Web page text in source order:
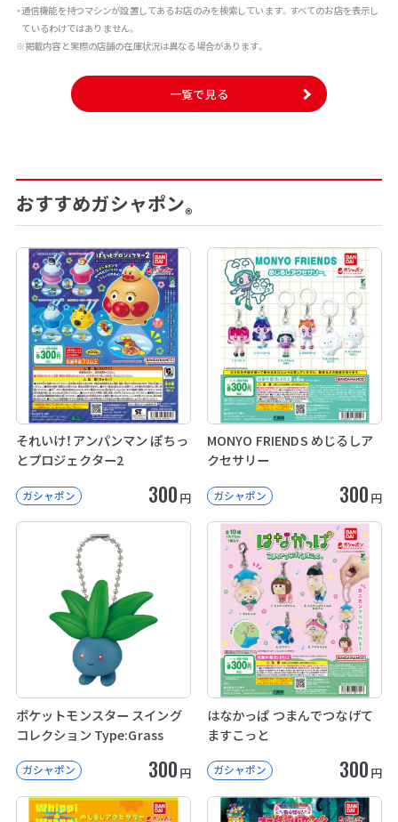
・通信機能を持つマシンが設置してあるお店のみを検索しています。すべてのお店を表示し
ているわけではありません。
※掲載内容と実際の店舗の在庫状況は異なる場合があります。
一覧で見る
おすすめガシャポン®
それいけ！アンパンマン ぽちっ
とプロジェクター2
ガシャポン 300 円
MONYO FRIENDS めじるしア
クセサリー
ガシャポン 300 円
ポケットモンスター スイング
コレクション Type:Grass
ガシャポン 300 円
はなかっぱ つまんでつなげて
ますこっと
ガシャポン 300 円